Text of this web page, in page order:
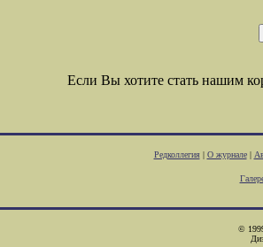
Если Вы хотите стать нашим
Редколлегия| О журнале|
©